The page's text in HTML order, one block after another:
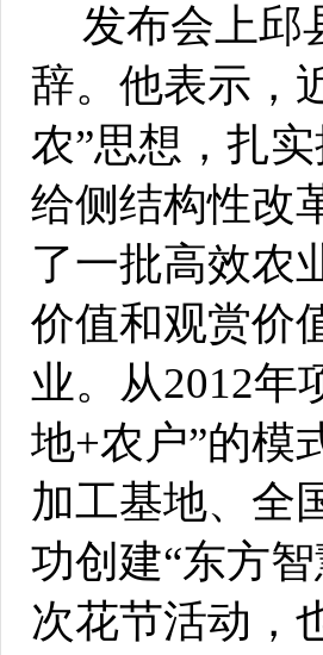
发布会上邱
辞。他表示，
农”思想，扎
给侧结构性改
了一批高效农
价值和观赏价
业。从2012年
地+农户”的模
加工基地、全
功创建“东方
次花节活动，